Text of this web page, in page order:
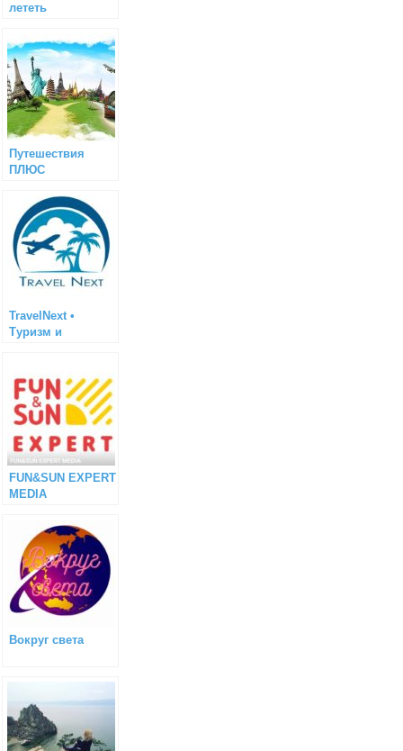
лететь
Путешествия
ПЛЮС
TravelNext •
Туризм и
FUN&SUN EXPERT
MEDIA
Вокруг света